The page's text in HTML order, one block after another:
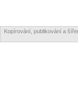
Kopírování, publikování a